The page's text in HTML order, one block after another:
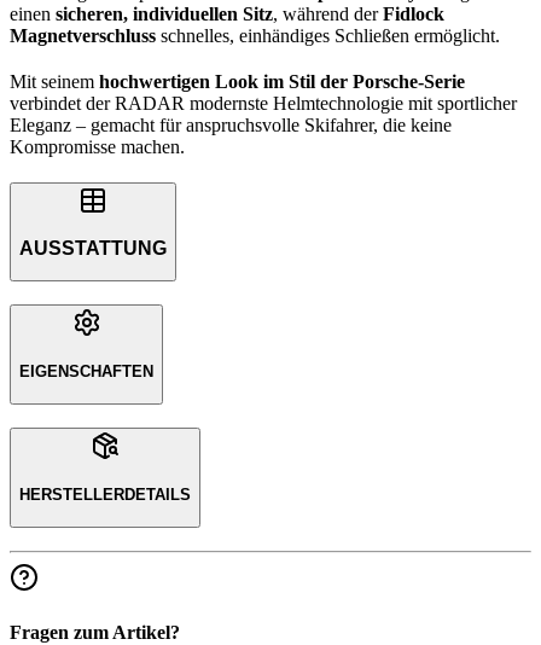
einen sicheren, individuellen Sitz, während derFidlock
Magnetverschluss schnelles, einhändiges Schließen ermöglicht.
Mit seinem hochwertigen Look im Stil der Porsche-Serie
verbindet der RADAR modernste Helmtechnologie mit sportlicher
Eleganz – gemacht für anspruchsvolle Skifahrer, die keine
Kompromisse machen.
AUSSTATTUNG
EIGENSCHAFTEN
HERSTELLERDETAILS
Fragen zum Artikel?